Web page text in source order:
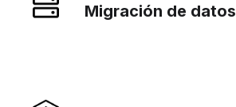
Migración de datos